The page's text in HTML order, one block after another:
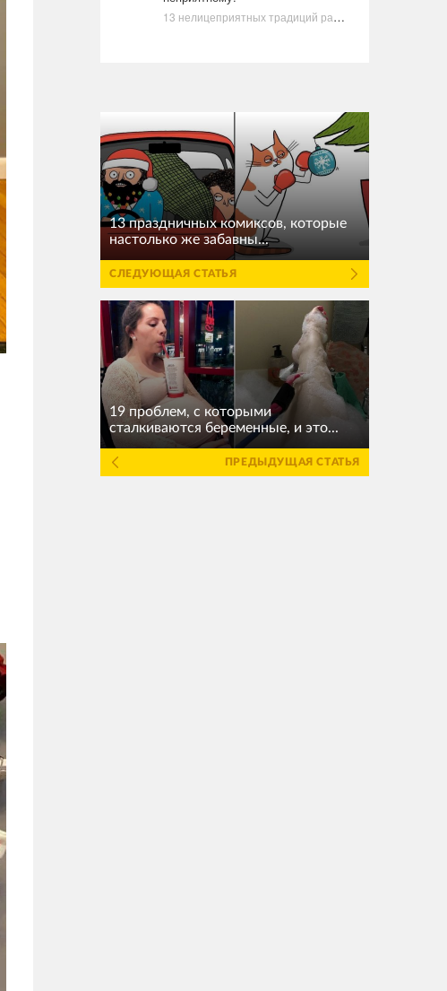
13 нелицеприятных традиций разных стран, которые могут шокировать неподготовленного человека
13 праздничных комиксов, которые
настолько же забавны...
СЛЕДУЮЩАЯ СТАТЬЯ
19 проблем, с которыми
сталкиваются беременные, и это...
ПРЕДЫДУЩАЯ СТАТЬЯ